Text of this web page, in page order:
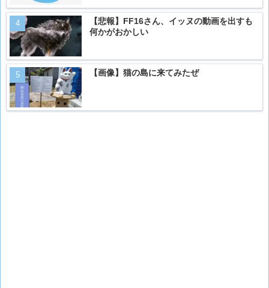
【悲報】FF16さん、イッヌの動画を出すも
何かがおかしい
【画像】猫の島に来てみたぜ